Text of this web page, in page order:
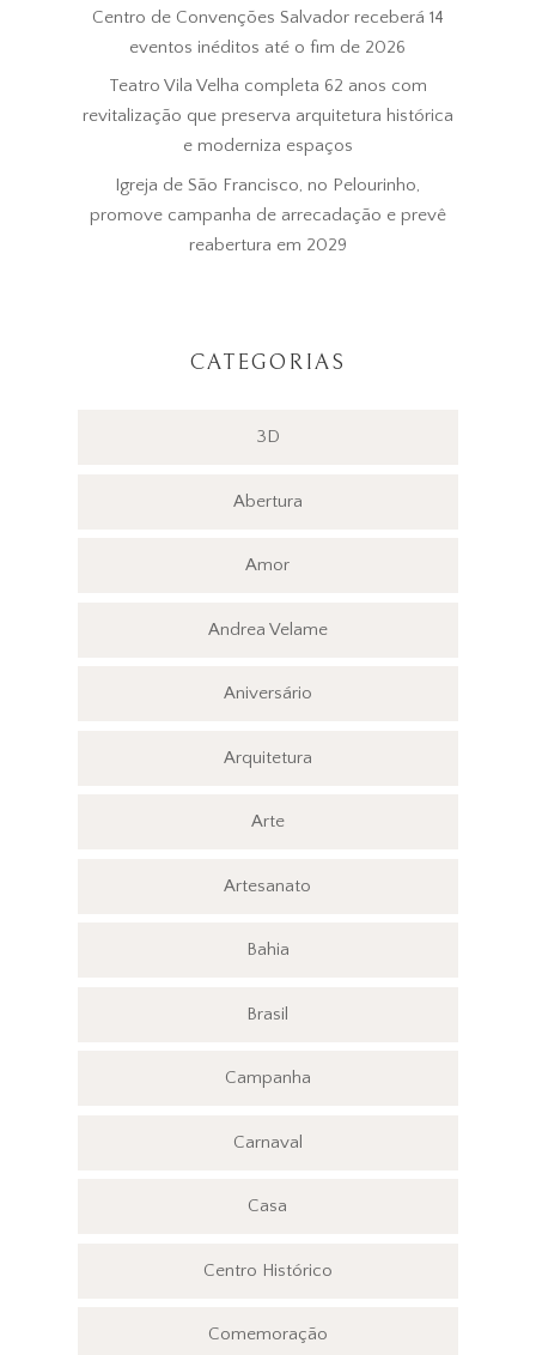
Centro de Convenções Salvador receberá 14
eventos inéditos até o fim de 2026
Teatro Vila Velha completa 62 anos com
revitalização que preserva arquitetura histórica
e moderniza espaços
Igreja de São Francisco, no Pelourinho,
promove campanha de arrecadação e prevê
reabertura em 2029
CATEGORIAS
3D
Abertura
Amor
Andrea Velame
Aniversário
Arquitetura
Arte
Artesanato
Bahia
Brasil
Campanha
Carnaval
Casa
Centro Histórico
Comemoração